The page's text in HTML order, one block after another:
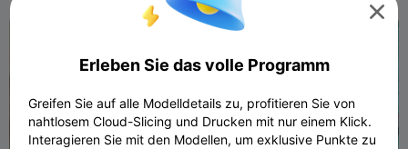

Erleben Sie das volle Programm
Greifen Sie auf alle Modelldetails zu, profitieren Sie von
nahtlosem Cloud-Slicing und Drucken mit nur einem Klick.
Interagieren Sie mit den Modellen, um exklusive Punkte zu